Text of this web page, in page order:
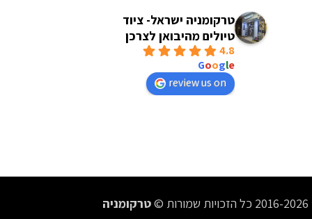
טרקומניה ישראל- ציוד
טיולים מהיבואן לצרכן
4.8
Google
review us on
2016-2026 כל הזכויות שמורות ©
טרקומניה